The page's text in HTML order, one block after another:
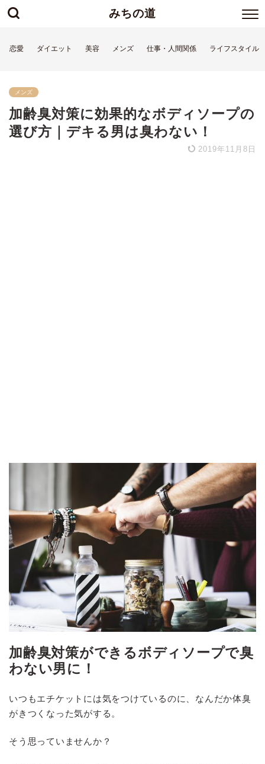
みちの道
恋愛 ダイエット 美容 メンズ 仕事・人間関係 ライフスタイル
メンズ
加齢臭対策に効果的なボディソープの
選び方｜デキる男は臭わない！
2019年11月8日
加齢臭対策ができるボディソープで臭
わない男に！
いつもエチケットには気をつけているのに、なんだか体臭
がきつくなった気がする。
そう思っていませんか？